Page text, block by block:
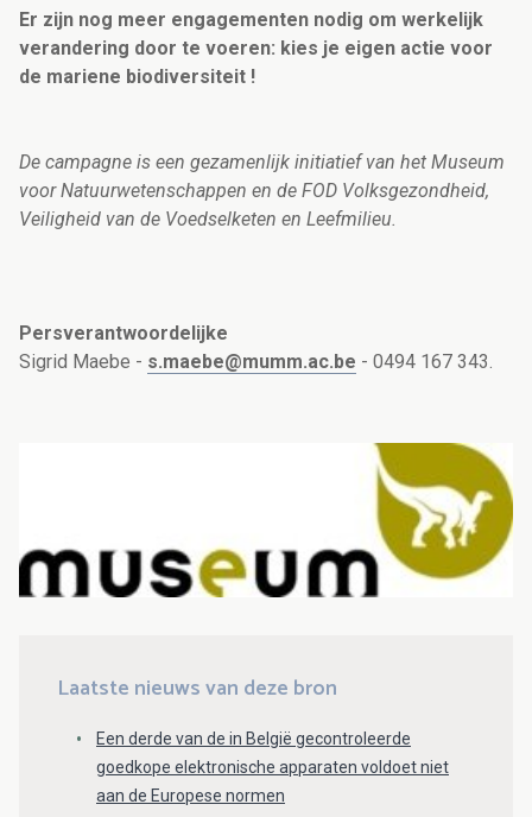
Er zijn nog meer engagementen nodig om werkelijk
verandering door te voeren: kies je eigen actie voor
de mariene biodiversiteit !
De campagne is een gezamenlijk initiatief van het Museum
voor Natuurwetenschappen en de FOD Volksgezondheid,
Veiligheid van de Voedselketen en Leefmilieu.
Persverantwoordelijke
Sigrid Maebe - s.maebe@mumm.ac.be - 0494 167 343.
Laatste nieuws van deze bron
Een derde van de in België gecontroleerde
goedkope elektronische apparaten voldoet niet
aan de Europese normen